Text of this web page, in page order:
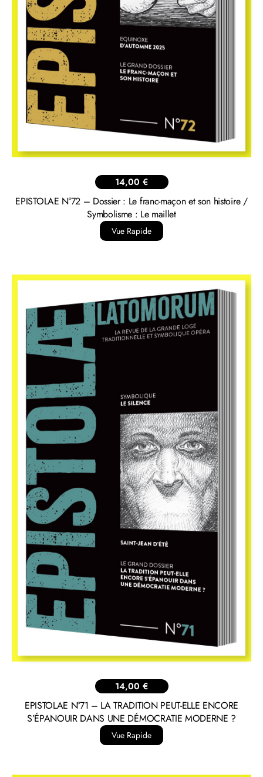
14,00 €
EPISTOLAE N°72 – Dossier : Le franc-maçon et son histoire /
Symbolisme : Le maillet
Vue Rapide
14,00 €
EPISTOLAE N°71 – LA TRADITION PEUT-ELLE ENCORE
S’ÉPANOUIR DANS UNE DÉMOCRATIE MODERNE ?
Vue Rapide